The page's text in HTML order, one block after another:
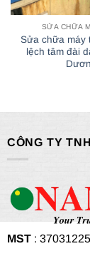
SỬA CHỮA
Sửa chữa máy
lệch tâm đài
CÔNG TY
MST: